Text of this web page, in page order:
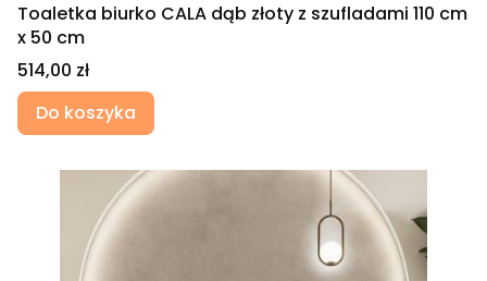
Toaletka biurko CALA dąb złoty z szufladami 110 cm
x 50 cm
Cena
514,00 zł
Do koszyka